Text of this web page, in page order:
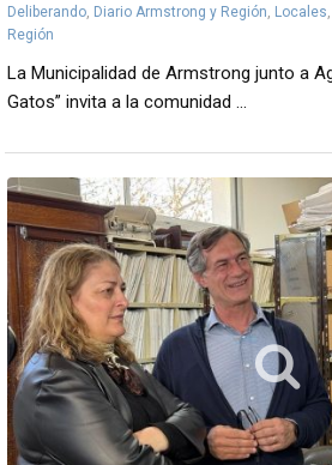
Deliberando, Diario Armstrong y Región, Locales,
Región
La Municipalidad de Armstrong junto a
Gatos” invita a la comunidad ...